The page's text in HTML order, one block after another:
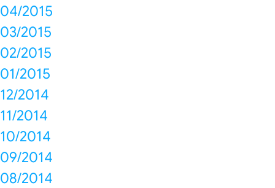
04/2015
03/2015
02/2015
01/2015
12/2014
11/2014
10/2014
09/2014
08/2014